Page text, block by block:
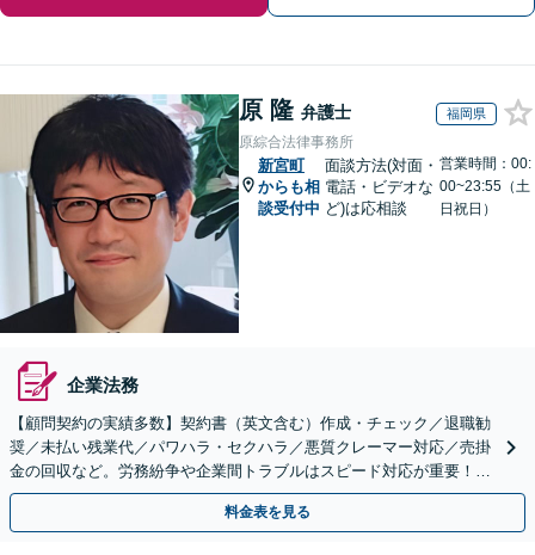
原 隆 弁護士 福岡県
原綜合法律事務所
新宮町
からも相
談受付中
面談方法(対面・
電話・ビデオな
ど)は応相談
営業時間：00:
00~23:55（土
日祝日）
企業法務
【顧問契約の実績多数】契約書（英文含む）作成・チェック／退職勧
奨／未払い残業代／パワハラ・セクハラ／悪質クレーマー対応／売掛
金の回収など。労務紛争や企業間トラブルはスピード対応が重要！ビ
ジネスを発展させるために全力でサポートします。
料金表を見る